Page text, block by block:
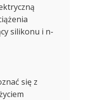
silikonu i n-
się z